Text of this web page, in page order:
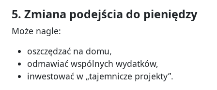
5. Zmiana podejścia do pieniędzy
Może nagle:
oszczędzać na domu,
odmawiać wspólnych wydatków,
inwestować w „tajemnicze projekty”.